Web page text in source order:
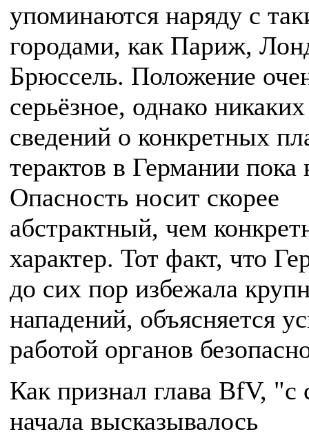
упоминаются наряду с
городами, как Париж,
Брюссель. Положение
серьёзное, однако никаких
сведений о конкретных
терактов в Германии пока
Опасность носит скорее
абстрактный, чем
характер. Тот факт, что
до сих пор избежала
нападений, объясняется
работой органов
Как признал глава BfV, "с
начала высказывалось